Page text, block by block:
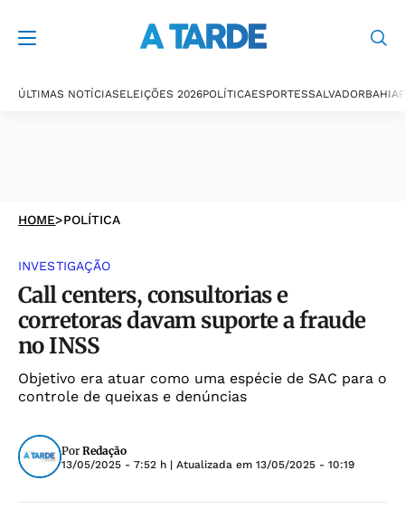
ÚLTIMAS NOTÍCIASELEIÇÕES 2026POLÍTICAESPORTESSALVADORBAHIA
HOME>POLÍTICA
INVESTIGAÇÃO
Call centers, consultorias e
corretoras davam suporte a fraude
no INSS
Objetivo era atuar como uma espécie de SAC para o
controle de queixas e denúncias
Por Redação
13/05/2025 - 7:52 h | Atualizada em 13/05/2025 - 10:19